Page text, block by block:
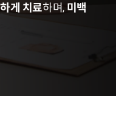
게 치료하며, 미백